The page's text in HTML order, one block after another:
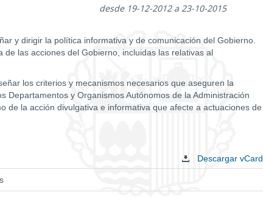
desde 19-12-2012 a 23-10-2015
y dirigir la política informativa y de comunicación del Gobierno.
las acciones del Gobierno, incluidas las relativas al
los criterios y mecanismos necesarios que aseguren la
Departamentos y Organismos Autónomos de la Administración
de la acción divulgativa e informativa que afecte a actuaciones de
Descargar vCard